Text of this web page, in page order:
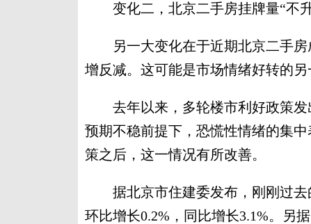
变化二，北京二手房挂牌量“不
另一大变化在于近期北京二手房
增反减。这可能是市场情绪好转的另
去年以来，多轮楼市利好政策发
预期不稳前提下，恐慌性情绪的集
策之后，这一情况有所改善。
据北京市住建委发布，刚刚过去
环比增长0.2%，同比增长3.1%。另